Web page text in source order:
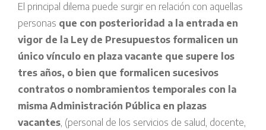
El principal dilema puede surgir en relación con aquellas
personas que con posterioridad a la entrada en
vigor de la Ley de Presupuestos formalicen un
único vínculo en plaza vacante que supere los
tres años, o bien que formalicen sucesivos
contratos o nombramientos temporales con la
misma Administración Pública en plazas
vacantes, (personal de los servicios de salud, docente,